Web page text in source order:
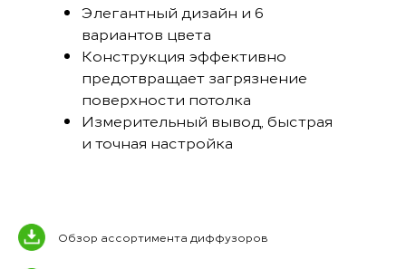
Элегантный дизайн и 6
вариантов цвета
Конструкция эффективно
предотвращает загрязнение
поверхности потолка
Измерительный вывод, быстрая
и точная настройка
Обзор ассортимента диффузоров